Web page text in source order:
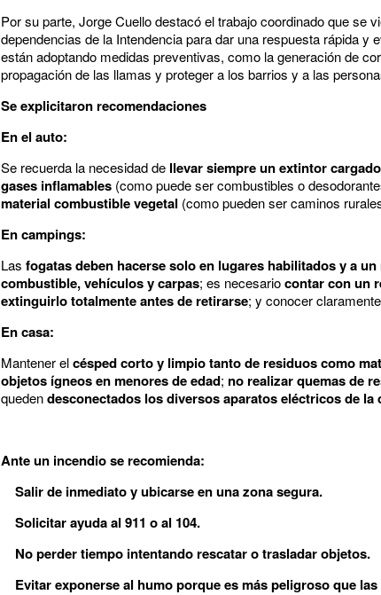
Por su parte, Jorge Cuello destacó el trabajo coordinado que se
dependencias de la Intendencia para dar una respuesta rápida
están adoptando medidas preventivas, como la generación de
propagación de las llamas y proteger a los barrios y a las
Se explicitaron recomendaciones
En el auto:
Se recuerda la necesidad de llevar siempre un extintor cargado
gases inflamables (como puede ser combustibles o
material combustible vegetal (como pueden ser caminos
En campings:
Las fogatas deben hacerse solo en lugares habilitados y a
combustible, vehículos y carpas; es necesariocontar con un
extinguirlo totalmente antes de retirarse; y conocer
En casa:
Mantener elcésped corto y limpio tanto de residuos como
objetos ígneos en menores de edad; no realizar quemas de
quedendesconectados los diversos aparatos eléctricos de la
Ante un incendio se recomienda:
Salir de inmediato y ubicarse en una zona segura.
Solicitar ayuda al 911 o al 104.
No perder tiempo intentando rescatar o trasladar objetos.
Evitar exponerse al humo porque es más peligroso que las